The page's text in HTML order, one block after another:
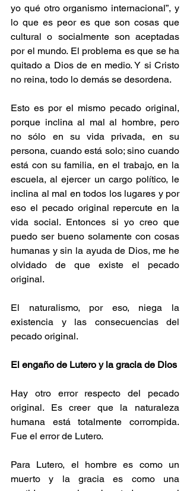
yo qué otro organismo internacional”, y
lo que es peor es que son cosas que
cultural o socialmente son aceptadas
por el mundo. El problema es que se ha
quitado a Dios de en medio. Y si Cristo
no reina, todo lo demás se desordena.
Esto es por el mismo pecado original,
porque inclina al mal al hombre, pero
no sólo en su vida privada, en su
persona, cuando está solo; sino cuando
está con su familia, en el trabajo, en la
escuela, al ejercer un cargo político, le
inclina al mal en todos los lugares y por
eso el pecado original repercute en la
vida social. Entonces si yo creo que
puedo ser bueno solamente con cosas
humanas y sin la ayuda de Dios, me he
olvidado de que existe el pecado
original.
El naturalismo, por eso, niega la
existencia y las consecuencias del
pecado original.
El engaño de Lutero y la gracia de Dios
Hay otro error respecto del pecado
original. Es creer que la naturaleza
humana está totalmente corrompida.
Fue el error de Lutero.
Para Lutero, el hombre es como un
muerto y la gracia es como una